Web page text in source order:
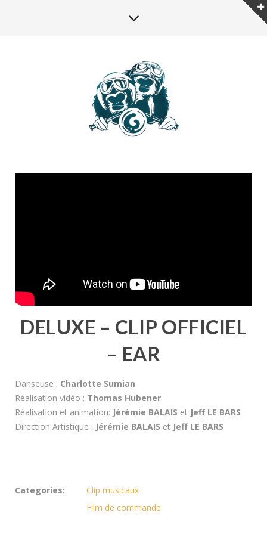
DELUXE – CLIP OFFICIEL
– EAR
Danseuse : Charlotte Sumian
Réalisation vidéo : Thomas Hubener
Réalisation et animation: Jérémie BALAIS et Jeff LE BARS
Direction Artistique : Jérémie BALAIS et Jeff LE BARS
Categories:
Clip musicaux
Film de commande